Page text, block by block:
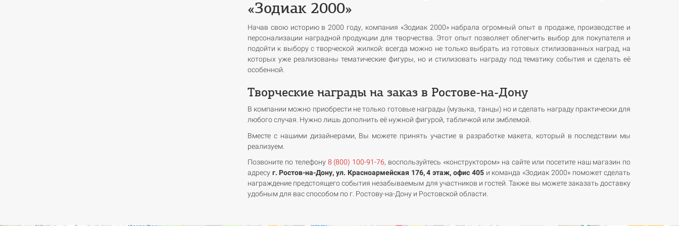
Скидка по дисконтной карте
ограничена!
1075 Кол-во
«Зодиак 2000»
Начав свою историю в 2000 году, компания «Зодиак 2000» набрала огромный опыт в продаже, производстве и
персонализации наградной продукции для творчества. Этот опыт позволяет облегчить выбор для покупателя и
подойти к выбору с творческой жилкой: всегда можно не только выбрать из готовых стилизованных наград, на
которых уже реализованы тематические фигуры, но и стилизовать награду под тематику события и сделать её
особенной.
Творческие награды на заказ в Ростове-на-Дону
В компании можно приобрести не только готовые награды (музыка, танцы) но и сделать награду практически для
любого случая. Нужно лишь дополнить её нужной фигурой, табличкой или эмблемой.
Вместе с нашими дизайнерами, Вы можете принять участие в разработке макета, который в последствии мы
реализуем.
Позвоните по телефону 8 (800) 100-91-76, воспользуйтесь «конструктором» на сайте или посетите наш магазин по
адресу г. Ростов-на-Дону, ул. Красноармейская 176, 4 этаж, офис 405и команда «Зодиак 2000» поможет сделать
награждение предстоящего события незабываемым для участников и гостей. Также вы можете заказать доставку
удобным для вас способом по г. Ростову-на-Дону и Ростовской области.